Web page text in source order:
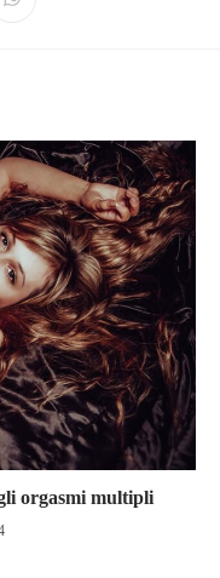
orgasmi multipli